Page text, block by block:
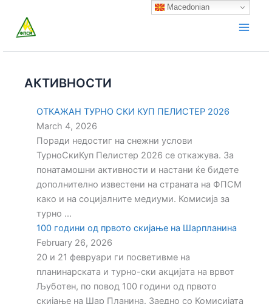
content
АКТИВНОСТИ
ОТКАЖАН ТУРНО СКИ КУП ПЕЛИСТЕР 2026
March 4, 2026
Поради недостиг на снежни услови
ТурноСкиКуп Пелистер 2026 се откажува. За
понатамошни активности и настани ќе бидете
дополнително известени на страната на ФПСМ
како и на социјалните медиуми. Комисија за
турно ...
100 години од првото скијање на Шарпланина
February 26, 2026
20 и 21 февруари ги посветивме на
планинарската и турно-ски акцијата на врвот
Љуботен, по повод 100 години од првото
скијање на Шар Планина. Заедно со Комисијата
Macedonian